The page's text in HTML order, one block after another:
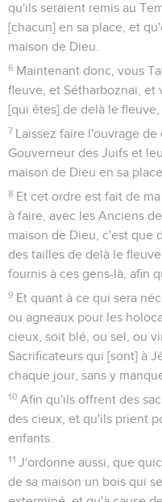
qu'ils seraient remis au
[chacun] en sa place, et
maison de Dieu.
6 Maintenant donc, vous
fleuve, et Sétharboznaï, et
[qui êtes] de delà le
7 Laissez faire l'ouvrage
Gouverneur des Juifs et
maison de Dieu en sa place.
8 Et cet ordre est fait de
à faire, avec les Anciens
maison de Dieu, c'est que
des tailles de delà le
fournis à ces gens-là, afin
9 Et quant à ce qui sera
ou agneaux pour les
cieux, soit blé, ou sel, ou
Sacrificateurs qui [sont] à
chaque jour, sans y
10 Afin qu'ils offrent des
des cieux, et qu'ils prient
enfants.
11 J'ordonne aussi, que
de sa maison un bois qui